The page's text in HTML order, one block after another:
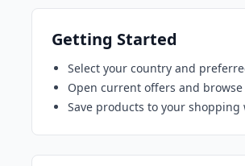
Getting Started
Select your country and
Open current offers and browse
Save products to your shopping